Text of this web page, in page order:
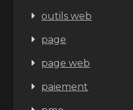
outils web
page
page web
paiement